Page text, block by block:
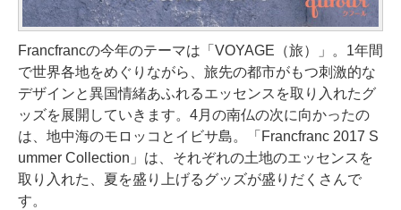
Francfrancの今年のテーマは「VOYAGE（旅）」。1年間
で世界各地をめぐりながら、旅先の都市がもつ刺激的な
デザインと異国情緒あふれるエッセンスを取り入れたグ
ッズを展開していきます。4月の南仏の次に向かったの
は、地中海のモロッコとイビサ島。「Francfranc 2017 S
ummer Collection」は、それぞれの土地のエッセンスを
取り入れた、夏を盛り上げるグッズが盛りだくさんで
す。